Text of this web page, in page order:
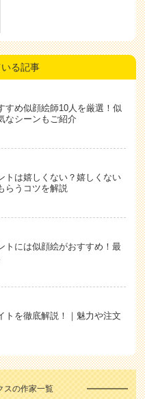
る記事
すめ似顔絵師10人を厳選！似
なシーンもご紹介
トは嬉しくない？嬉しくない
らうコツを解説
トには似顔絵がおすすめ！最
トを徹底解説！｜魅力や注文
スの作家一覧